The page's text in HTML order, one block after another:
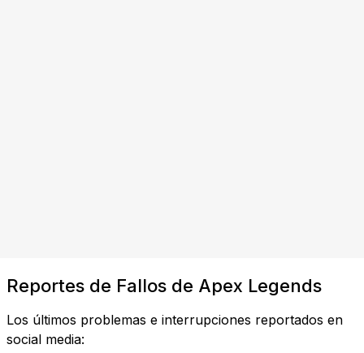
Reportes de Fallos de Apex Legends
Los últimos problemas e interrupciones reportados en
social media: